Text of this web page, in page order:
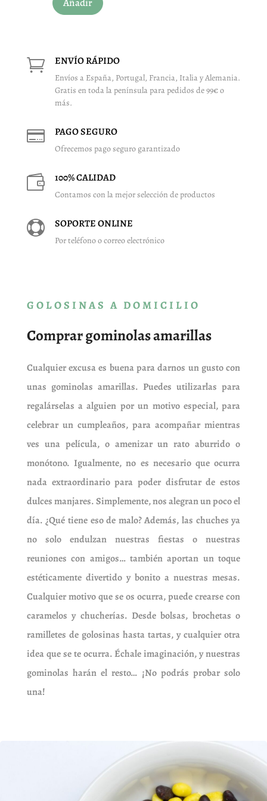
 ENVÍO RÁPIDO
Envíos a España, Portugal, Francia, Italia y Alemania.
Gratis en toda la península para pedidos de 99€ o
más.
 PAGO SEGURO
Ofrecemos pago seguro garantizado
 100% CALIDAD
Contamos con la mejor selección de productos
 SOPORTE ONLINE
Por teléfono o correo electrónico
GOLOSINAS A DOMICILIO
Comprar gominolas amarillas
Cualquier excusa es buena para darnos un gusto con
unas gominolas amarillas. Puedes utilizarlas para
regalárselas a alguien por un motivo especial, para
celebrar un cumpleaños, para acompañar mientras
ves una película, o amenizar un rato aburrido o
monótono. Igualmente, no es necesario que ocurra
nada extraordinario para poder disfrutar de estos
dulces manjares. Simplemente, nos alegran un poco el
día. ¿Qué tiene eso de malo? Además, las chuches ya
no solo endulzan nuestras fiestas o nuestras
reuniones con amigos… también aportan un toque
estéticamente divertido y bonito a nuestras mesas.
Cualquier motivo que se os ocurra, puede crearse con
caramelos y chucherías. Desde bolsas, brochetas o
ramilletes de golosinas hasta tartas, y cualquier otra
idea que se te ocurra. Échale imaginación, y nuestras
gominolas harán el resto… ¡No podrás probar solo
una!